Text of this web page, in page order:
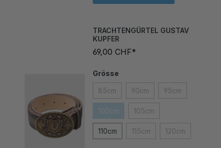
KUPFER
69,00 CHF*
100cm 105cm
110cm 115cm